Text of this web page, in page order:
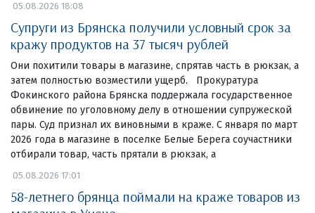
05.08.2026 18:08
Супруги из Брянска получили условный срок за
кражу продуктов на 37 тысяч рублей
Они похитили товары в магазине, спрятав часть в рюкзак, а
затем полностью возместили ущерб. Прокуратура
Фокинского района Брянска поддержала государственное
обвинение по уголовному делу в отношении супружеской
пары. Суд признал их виновными в краже. С января по март
2026 года в магазине в поселке Белые Берега соучастники
отбирали товар, часть прятали в рюкзак, а
05.08.2026 17:01
58-летнего брянца поймали на краже товаров из